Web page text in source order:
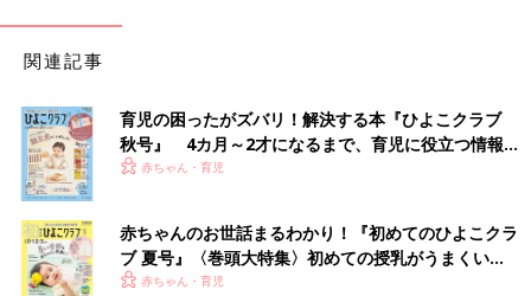
関連記事
育児の困ったがズバリ！解決する本『ひよこクラブ
秋号』 4カ月～2才になるまで、育児に役立つ情報が
いっぱい！
赤ちゃん・育児
赤ちゃんのお世話まるわかり！『初めてのひよこクラ
ブ 夏号』〈巻頭大特集〉初めての授乳がうまくい
く！ おっぱい・ミルクの基本と夏のトラブル 解決テ
赤ちゃん・育児